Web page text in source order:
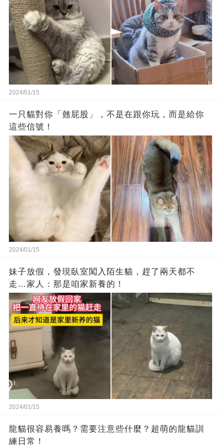
2024/01/15
一只貓對你「翹屁股」，不是在跟你玩，而是給你
這些信號！
2024/01/15
妹子放假，發現臥室闖入陌生貓，趕了兩天都不
走…家人：那是咱家新養的！
2024/01/15
龍貓很容易養嗎？需要注意些什麼？超萌的龍貓訓
練日常！